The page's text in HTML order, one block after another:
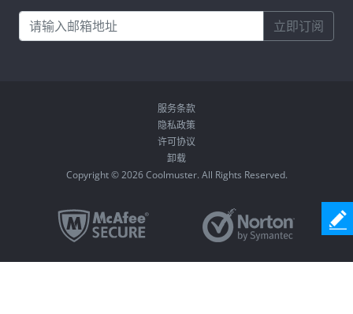
立即订阅
服务条款
隐私政策
许可协议
卸载
Copyright © 2026 Coolmuster. All Rights Reserved.